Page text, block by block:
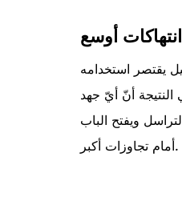
أوسع
يقتصر استخدامه
أنّ أيّ جهد
ويفتح الباب
أمام تجاوزات أكبر.